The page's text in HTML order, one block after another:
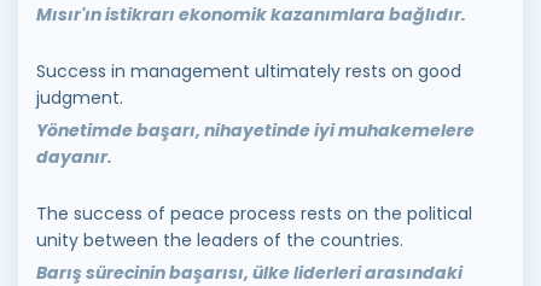
Mısır'ın istikrarı ekonomik kazanımlara bağlıdır.
Success in management ultimately rests on good
judgment.
Yönetimde başarı, nihayetinde iyi muhakemelere
dayanır.
The success of peace process rests on the political
unity between the leaders of the countries.
Barış sürecinin başarısı, ülke liderleri arasındaki